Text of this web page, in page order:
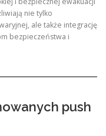
nie tylko
ale także integrację
bezpieczeństwa i
push